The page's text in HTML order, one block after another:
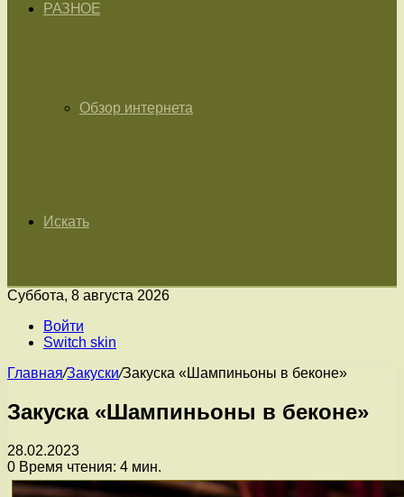
РАЗНОЕ
Обзор интернета
Искать
Суббота, 8 августа 2026
Войти
Switch skin
Главная/Закуски/Закуска «Шампиньоны в беконе»
Закуска «Шампиньоны в беконе»
28.02.2023
0 Время чтения: 4 мин.